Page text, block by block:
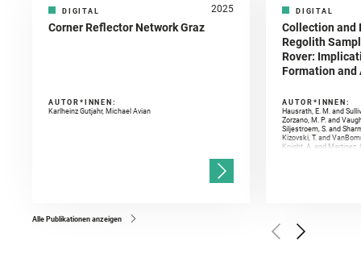
DIGITAL 2025
Corner Reflector Network Graz
AUTOR*INNEN:
Karlheinz Gutjahr, Michael Avian
DIGITAL
Collection and
Regolith
Rover:
Formation
AUTOR*INNEN:
Hausrath, E. M. and
Zorzano, M. P. and
Siljestroem, S. and
Kizovski, T. and
Knight, A. and Martinez,
Golombek, M. and
Herkenhoff, K. and
Alle Publikationen anzeigen